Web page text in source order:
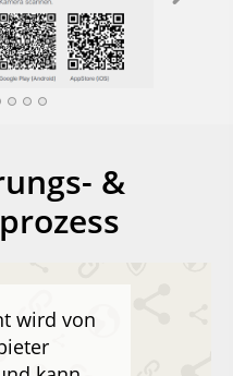
&
wird von